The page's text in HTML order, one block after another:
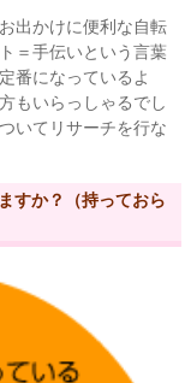
出かけに便利な自転
＝手伝いという言葉
番になっているよ
もいらっしゃるでし
いてリサーチを行な
すか？（持っておら